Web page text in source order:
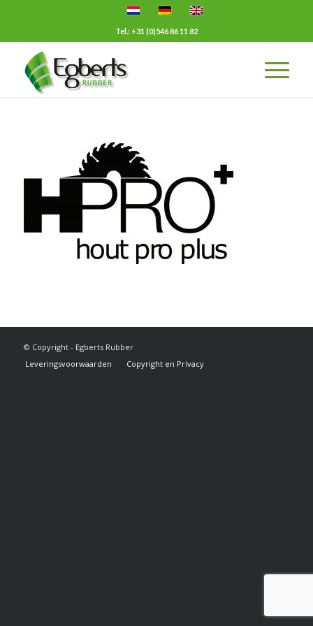
Tel.: +31 (0)546 86 11 82
© Copyright - Egberts Rubber
Leveringsvoorwaarden
Copyright en Privacy